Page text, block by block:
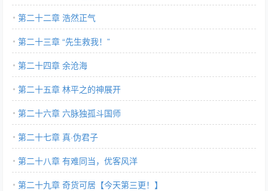
第二十二章 浩然正气
第二十三章 “先生救我！”
第二十四章 余沧海
第二十五章 林平之的神展开
第二十六章 六脉独孤斗国师
第二十七章 真·伪君子
第二十八章 有难同当，优客风洋
第二十九章 奇货可居【今天第三更！】